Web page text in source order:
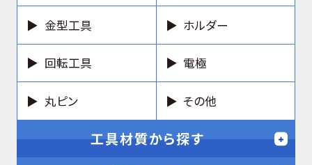
金型工具 ホルダー
回転工具 電極
丸ピン その他
工具材質から探す